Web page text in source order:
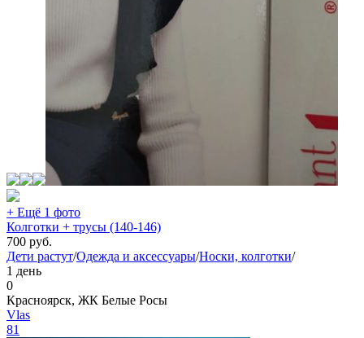
+ Ещё 1 фото
Колготки + трусы (140-146)
700 руб.
Дети растут/Одежда и аксессуары/Носки, колготки/
1 день
0
Красноярск, ЖК Белые Росы
Vlas
81